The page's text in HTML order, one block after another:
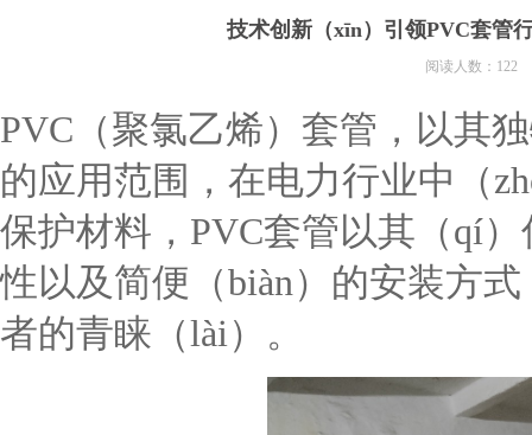
技术创新（xīn）引领PVC套管
阅读人数：122
PVC（聚氯乙烯）套管，以其
的应用范围，在电力行业中（
保护材料，PVC套管以其（qí
性以及简便（biàn）的安装方
者的青睐（lài）。